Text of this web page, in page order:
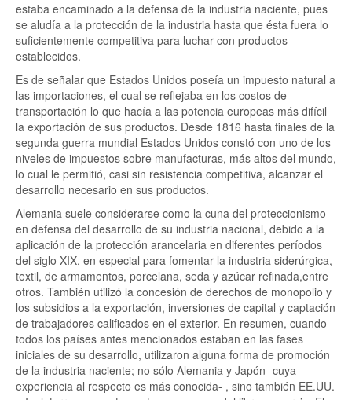
estaba encaminado a la defensa de la industria naciente, pues
se aludía a la protección de la industria hasta que ésta fuera lo
suficientemente competitiva para luchar con productos
establecidos.
Es de señalar que Estados Unidos poseía un impuesto natural a
las importaciones, el cual se reflejaba en los costos de
transportación lo que hacía a las potencia europeas más difícil
la exportación de sus productos. Desde 1816 hasta finales de la
segunda guerra mundial Estados Unidos constó con uno de los
niveles de impuestos sobre manufacturas, más altos del mundo,
lo cual le permitió, casi sin resistencia competitiva, alcanzar el
desarrollo necesario en sus productos.
Alemania suele considerarse como la cuna del proteccionismo
en defensa del desarrollo de su industria nacional, debido a la
aplicación de la protección arancelaria en diferentes períodos
del siglo XIX, en especial para fomentar la industria siderúrgica,
textil, de armamentos, porcelana, seda y azúcar refinada,entre
otros. También utilizó la concesión de derechos de monopolio y
los subsidios a la exportación, inversiones de capital y captación
de trabajadores calificados en el exterior. En resumen, cuando
todos los países antes mencionados estaban en las fases
iniciales de su desarrollo, utilizaron alguna forma de promoción
de la industria naciente; no sólo Alemania y Japón- cuya
experiencia al respecto es más conocida- , sino también EE.UU.